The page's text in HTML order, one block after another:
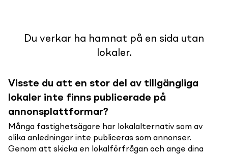
Du verkar ha hamnat på en sida utan
lokaler.
Visste du att en stor del av tillgängliga
lokaler inte finns publicerade på
annonsplattformar?
Många fastighetsägare har lokalalternativ som av
olika anledningar inte publiceras som annonser.
Genom att skicka en lokalförfrågan och ange dina